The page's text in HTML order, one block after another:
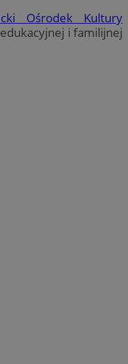
Ośrodek Kultury
i familijnej